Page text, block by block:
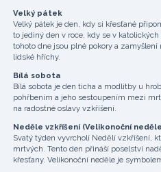
Velký pátek
Velký pátek je den, kdy si křesťané
to jediný den v roce, kdy se v
tohoto dne jsou plné pokory a
lidské hříchy.
Bílá sobota
Bílá sobota je den ticha a modlitby u
pohřbením a jeho sestoupením mezi
na radostné oslavy vzkříšení.
Neděle vzkříšení (Velikonoční
Svatý týden vyvrcholí Nedělí vzkříšení,
mrtvých. Tento den přináší poselství
křesťany. Velikonoční neděle je